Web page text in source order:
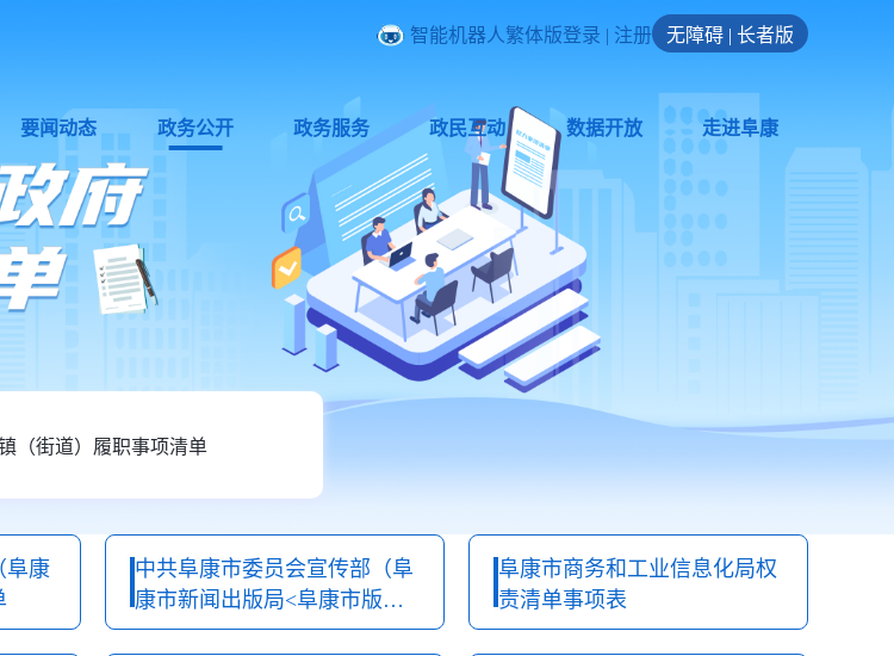
智能机器人 繁体版登录 | 注册 无障碍 | 长者版
要闻动态 政务公开 政务服务 政民互动 数据开放 走进阜康
（街道）履职事项清单
阜康
中共阜康市委员会宣传部（阜
康市新闻出版局<阜康市版权
局>）权责清单
阜康市商务和工业信息化局权
责清单事项表